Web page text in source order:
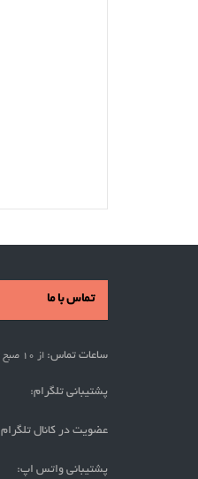
تماس با ما
ساعات تماس: از 10 صبح تا 11 شب
پشتیبانی تلگرام:
عضویت در کانال
پشتیبانی واتس اپ: